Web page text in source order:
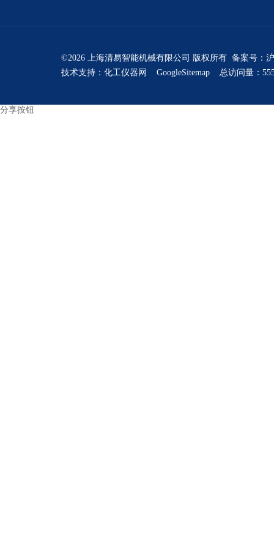
©2026 上海清易智能机械有限公司 版权所有 备案号：
技术支持： 化工仪器网 GoogleSitemap 总访问量：
分享按钮